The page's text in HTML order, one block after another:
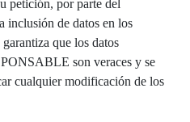
petición, por parte del
inclusión de datos en los
que los datos
son veraces y se
cualquier modificación de los